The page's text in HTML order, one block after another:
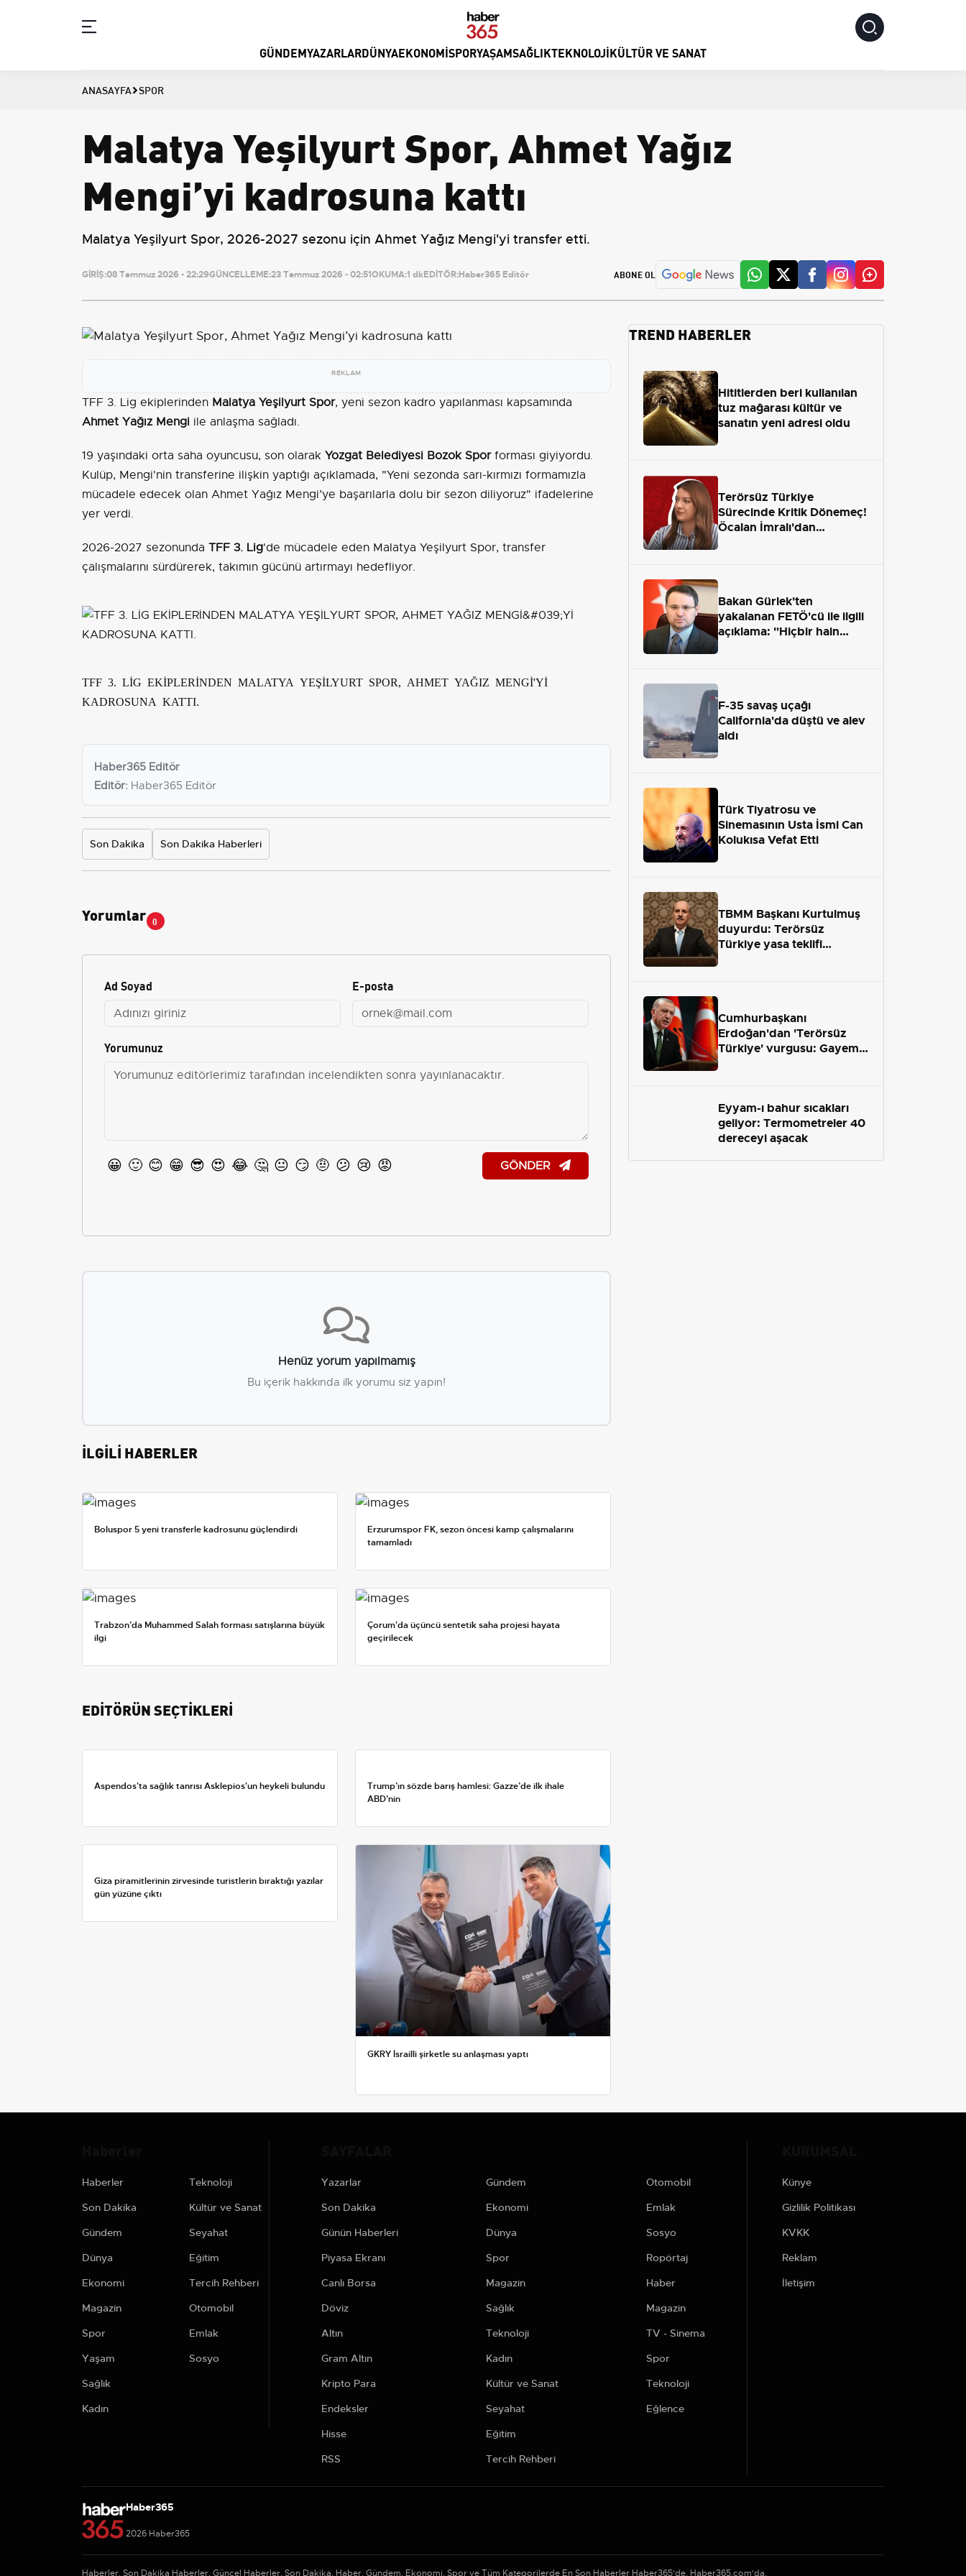
GÜNDEMYAZARLARDÜNYAEKONOMISPORYAŞAMSAĞLIKTEKNOLOJIKÜLTÜR VE SANAT
ANASAYFA SPOR
Malatya Yeşilyurt Spor, Ahmet Yağız
Mengi’yi kadrosuna kattı
Malatya Yeşilyurt Spor, 2026-2027 sezonu için Ahmet Yağız Mengi'yi transfer etti.
GİRİŞ:08 Temmuz 2026 - 22:29GÜNCELLEME:23 Temmuz 2026 - 02:51OKUMA:1 dkEDİTÖR:Haber365 Editör ABONE OL
REKLAM
TFF 3. Lig ekiplerinden Malatya Yeşilyurt Spor, yeni sezon kadro yapılanması kapsamında
Ahmet Yağız Mengi ile anlaşma sağladı.
19 yaşındaki orta saha oyuncusu, son olarak Yozgat Belediyesi Bozok Sporforması giyiyordu.
Kulüp, Mengi'nin transferine ilişkin yaptığı açıklamada, "Yeni sezonda sarı-kırmızı formamızla
mücadele edecek olan Ahmet Yağız Mengi’ye başarılarla dolu bir sezon diliyoruz" ifadelerine
yer verdi.
2026-2027 sezonunda TFF 3. Lig'de mücadele eden Malatya Yeşilyurt Spor, transfer
çalışmalarını sürdürerek, takımın gücünü artırmayı hedefliyor.
TFF 3. LİG EKİPLERİNDEN MALATYA YEŞİLYURT SPOR, AHMET YAĞIZ MENGİ'Yİ
KADROSUNA KATTI.
Haber365 Editör
Editör: Haber365 Editör
Son Dakika Son Dakika Haberleri
Yorumlar 0
Ad Soyad E-posta
Yorumunuz
😀 🙂 😊 😁 😎 😍 😂 🤔 😐 😏 🤨 😕 😢 😡 GÖNDER
Henüz yorum yapılmamış
Bu içerik hakkında ilk yorumu siz yapın!
İLGİLİ HABERLER
Boluspor 5 yeni transferle kadrosunu güçlendirdi
Erzurumspor FK, sezon öncesi kamp çalışmalarını
tamamladı
Trabzon’da Muhammed Salah forması satışlarına büyük
ilgi
Çorum'da üçüncü sentetik saha projesi hayata
geçirilecek
EDİTÖRÜN SEÇTİKLERİ
Aspendos'ta sağlık tanrısı Asklepios'un heykeli bulundu
Trump’ın sözde barış hamlesi: Gazze’de ilk ihale
ABD’nin
Giza piramitlerinin zirvesinde turistlerin bıraktığı yazılar
gün yüzüne çıktı
GKRY İsrailli şirketle su anlaşması yaptı
TREND HABERLER
Hititlerden beri kullanılan
tuz mağarası kültür ve
sanatın yeni adresi oldu
Terörsüz Türkiye
Sürecinde Kritik Dönemeç!
Öcalan İmralı'dan
Bakan Gürlek'ten
yakalanan FETÖ'cü ile ilgili
açıklama: "Hiçbir hain
F-35 savaş uçağı
California'da düştü ve alev
aldı
Türk Tiyatrosu ve
Sinemasının Usta İsmi Can
Kolukısa Vefat Etti
TBMM Başkanı Kurtulmuş
duyurdu: Terörsüz
Türkiye yasa teklifi
Cumhurbaşkanı
Erdoğan'dan 'Terörsüz
Türkiye' vurgusu: Gayemiz
Eyyam-ı bahur sıcakları
geliyor: Termometreler 40
dereceyi aşacak
Haberler
Son Dakika
Gündem
Dünya
Ekonomi
Magazin
Spor
Yaşam
Sağlık
Kadın
Teknoloji
Kültür ve Sanat
Seyahat
Eğitim
Tercih Rehberi
Otomobil
Emlak
Sosyo
Yazarlar
Son Dakika
Günün Haberleri
Piyasa Ekranı
Canlı Borsa
Döviz
Altın
Gram Altın
Kripto Para
Endeksler
Hisse
RSS
Gündem
Ekonomi
Dünya
Spor
Magazin
Sağlık
Teknoloji
Kadın
Kültür ve Sanat
Seyahat
Eğitim
Tercih Rehberi
Otomobil
Emlak
Sosyo
Ropörtaj
Haber
Magazin
TV - Sinema
Spor
Teknoloji
Eğlence
Künye
Gizlilik Politikası
KVKK
Reklam
İletişim
Haber365
2026 Haber365
Haberler, Son Dakika Haberler, Güncel Haberler, Son Dakika, Haber, Gündem, Ekonomi, Spor ve Tüm Kategorilerde En Son Haberler Haber365'de, Haber365.com'da.